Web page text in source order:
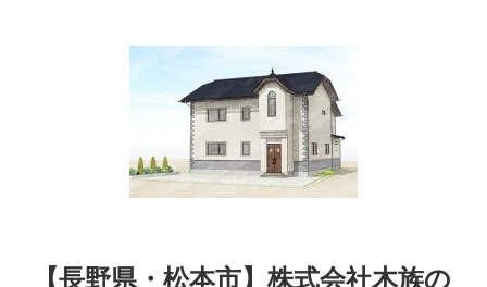
【長野県・松本市】株式会社木族の